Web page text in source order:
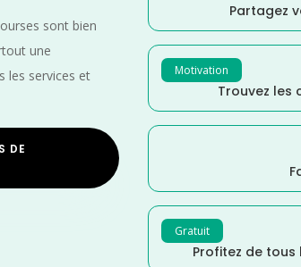
sont bien
une
les services et
DE
Partagez
Motivation
Trouvez les
Gratuit
Profitez de